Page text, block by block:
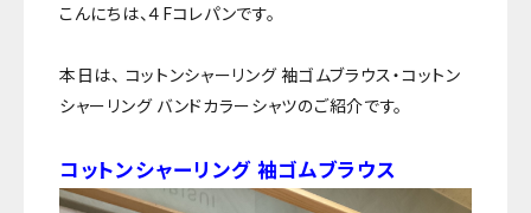
こんにちは、４Fコレパンです。
本日は、 コットンシャーリング 袖ゴムブラウス・コットン
シャーリング バンドカラーシャツのご紹介です。
コットンシャーリング 袖ゴムブラウス